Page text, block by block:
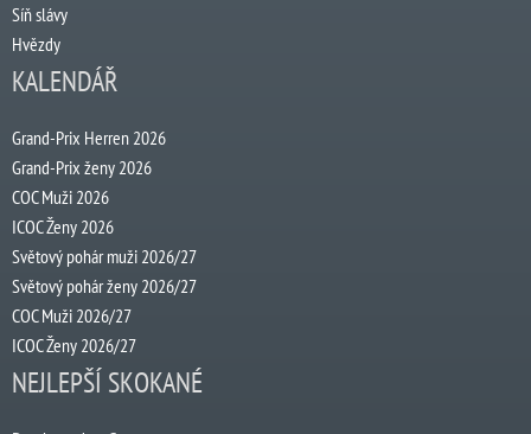
Síň slávy
Hvězdy
KALENDÁŘ
Grand-Prix Herren 2026
Grand-Prix ženy 2026
COC Muži 2026
ICOC Ženy 2026
Světový pohár muži 2026/27
Světový pohár ženy 2026/27
COC Muži 2026/27
ICOC Ženy 2026/27
NEJLEPŠÍ SKOKANÉ